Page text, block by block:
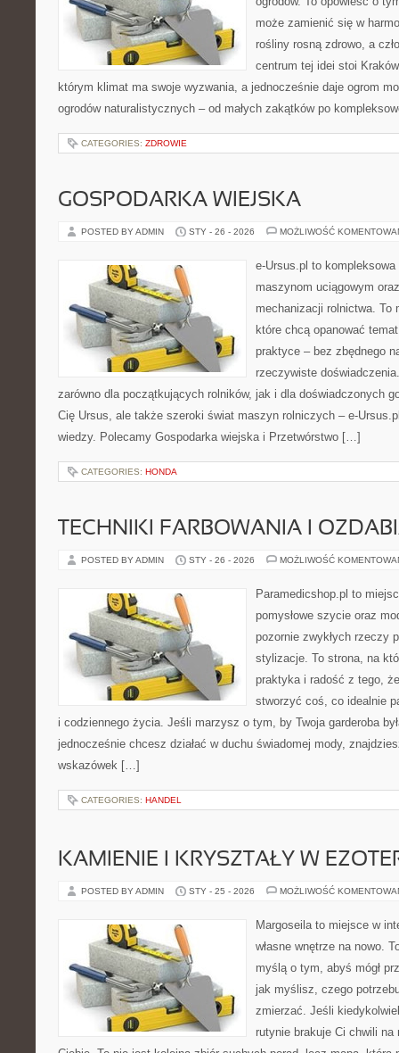
może zamienić się w
rośliny rosną zdrowo, a
centrum tej idei stoi
którym klimat ma swoje wyzwania, a jednocześnie daje ogrom
ogrodów naturalistycznych – od małych zakątków po
CATEGORIES: ZDROWIE
GOSPODARKA WIEJSKA
POSTED BY ADMIN STY - 26 - 2026 MOŻLIWOŚĆ
e-Ursus.pl to
maszynom uciągowym
mechanizacji rolnictwa. To
które chcą opanować
praktyce – bez zbędnego
rzeczywiste
zarówno dla początkujących rolników, jak i dla doświadczonych
Cię Ursus, ale także szeroki świat maszyn rolniczych – e-
wiedzy. Polecamy Gospodarka wiejska i Przetwórstwo […]
CATEGORIES: HONDA
TECHNIKI FARBOWANIA I
POSTED BY ADMIN STY - 26 - 2026 MOŻLIWOŚĆ
Paramedicshop.pl to
pomysłowe szycie oraz
pozornie zwykłych rzeczy
stylizacje. To strona, na
praktyka i radość z tego,
stworzyć coś, co idealnie
i codziennego życia. Jeśli marzysz o tym, by Twoja garderoba
jednocześnie chcesz działać w duchu świadomej mody,
wskazówek […]
CATEGORIES: HANDEL
KAMIENIE I KRYSZTAŁY W
POSTED BY ADMIN STY - 25 - 2026 MOŻLIWOŚĆ
Margoseila to miejsce w
własne wnętrze na nowo.
myślą o tym, abyś mógł
jak myślisz, czego
zmierzać. Jeśli
rutynie brakuje Ci chwili